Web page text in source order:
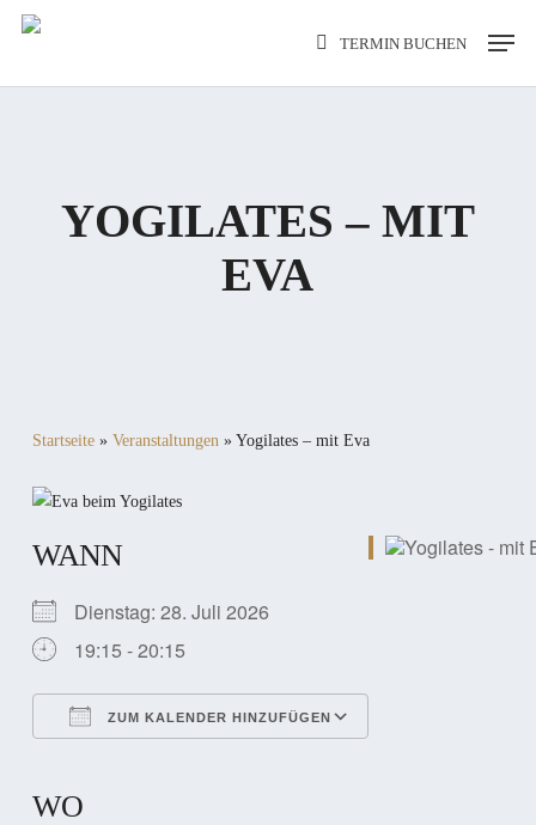
Skip
TERMIN BUCHEN
Menu
YOGILATES – MIT
EVA
Startseite» Veranstaltungen» Yogilates – mit Eva
WANN
Dienstag: 28. Juli 2026
19:15 - 20:15
ZUM KALENDER HINZUFÜGEN
WO